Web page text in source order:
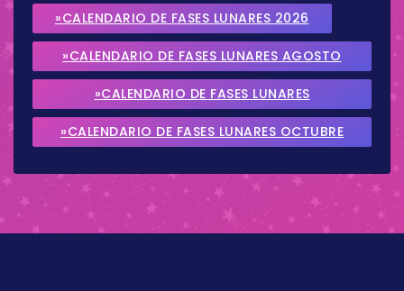
»CALENDARIO DE FASES LUNARES 2026
»CALENDARIO DE FASES LUNARES AGOSTO
2026
»CALENDARIO DE FASES LUNARES
SEPTIEMBRE 2026
»CALENDARIO DE FASES LUNARES OCTUBRE